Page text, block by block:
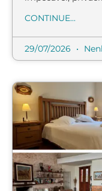
CONTINUE...
29/07/2026